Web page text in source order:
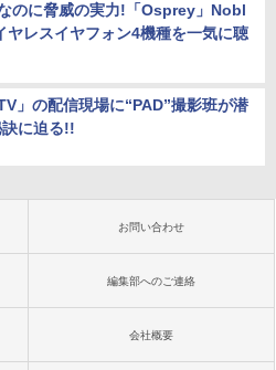
のに脅威の実力!「Osprey」Nobl
レスイヤフォン4機種を一気に聴
」の配信現場に“PAD”撮影班が潜
に迫る!!
お問い合わせ
編集部へのご連絡
会社概要